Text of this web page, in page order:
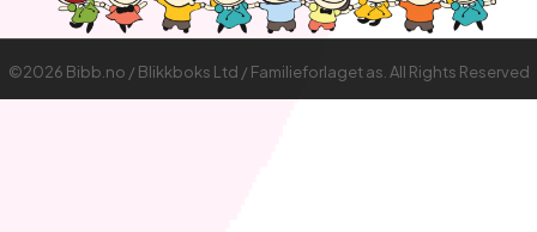
©2026 Bibb.no / Blikkboks Ltd / Familieforlaget as. All Rights Reserved